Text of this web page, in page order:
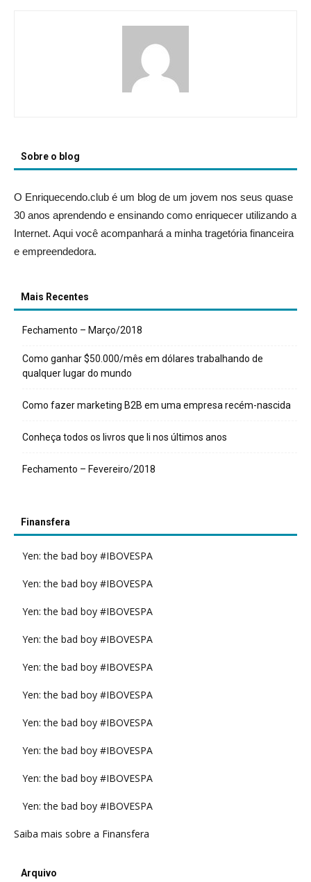
Sobre o blog
O Enriquecendo.club é um blog de um jovem nos seus quase
30 anos aprendendo e ensinando como enriquecer utilizando a
Internet. Aqui você acompanhará a minha tragetória financeira
e empreendedora.
Mais Recentes
Fechamento – Março/2018
Como ganhar $50.000/mês em dólares trabalhando de
qualquer lugar do mundo
Como fazer marketing B2B em uma empresa recém-nascida
Conheça todos os livros que li nos últimos anos
Fechamento – Fevereiro/2018
Finansfera
Yen: the bad boy #IBOVESPA
Yen: the bad boy #IBOVESPA
Yen: the bad boy #IBOVESPA
Yen: the bad boy #IBOVESPA
Yen: the bad boy #IBOVESPA
Yen: the bad boy #IBOVESPA
Yen: the bad boy #IBOVESPA
Yen: the bad boy #IBOVESPA
Yen: the bad boy #IBOVESPA
Yen: the bad boy #IBOVESPA
Saiba mais sobre a Finansfera
Arquivo